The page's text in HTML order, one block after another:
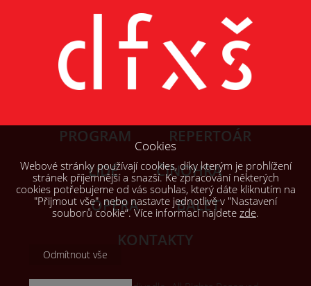
PROGRAM
REPERTOÁR
LIDÉ
ČINOHRA
OPERA
BALET
KONTAKTY
Cookies
Webové stránky používají cookies, díky kterým je prohlížení
stránek příjemnější a snazší. Ke zpracování některých
cookies potřebujeme od vás souhlas, který dáte kliknutím na
"Přijmout vše", nebo nastavte jednotlivě v "Nastavení
souborů cookie“. Více informací najdete zde.
Odmítnout vše